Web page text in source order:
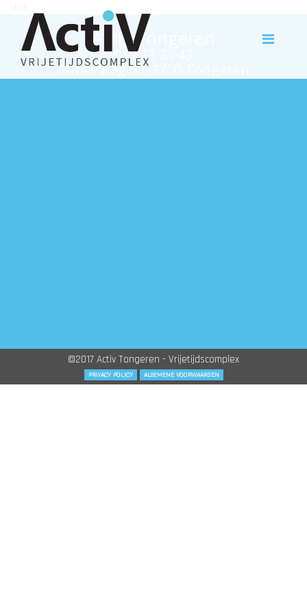
Activ Tongeren
012 23 33 43
Rutterweg 63, 3700 Tongeren
©2017 Activ Tongeren - Vrijetijdscomplex
PRIVACY POLICY ALGEMENE VOORWAARDEN